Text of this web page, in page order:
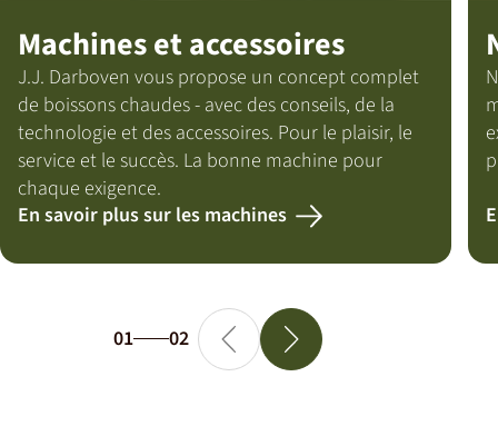
Machines et accessoires
J.J. Darboven vous propose un concept complet
de boissons chaudes - avec des conseils, de la
technologie et des accessoires. Pour le plaisir, le
service et le succès. La bonne machine pour
chaque exigence.
En savoir plus sur les machines
01 02